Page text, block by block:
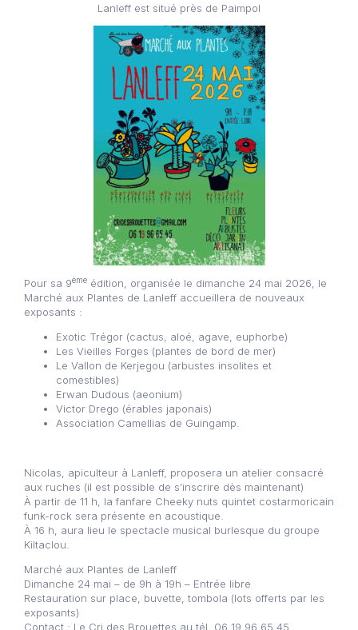
Lanleff est situé près de Paimpol
Pour sa 9ème édition, organisée le dimanche 24 mai 2026, le
Marché aux Plantes de Lanleff accueillera de nouveaux
exposants :
Exotic Trégor (cactus, aloé, agave, euphorbe)
Les Vieilles Forges (plantes de bord de mer)
Le Vallon de Kerjegou (arbustes insolites et
comestibles)
Erwan Dudous (aeonium)
Victor Drego (érables japonais)
Association Camellias de Guingamp.
Nicolas, apiculteur à Lanleff, proposera un atelier consacré
aux ruches (il est possible de s’inscrire dès maintenant)
À partir de 11 h, la fanfare Cheeky nuts quintet costarmoricain
funk-rock sera présente en acoustique.
À 16 h, aura lieu le spectacle musical burlesque du groupe
Kiltaclou.
Marché aux Plantes de Lanleff
Dimanche 24 mai – de 9h à 19h – Entrée libre
Restauration sur place, buvette, tombola (lots offerts par les
exposants)
Contact : Le Cri des Brouettes au tél. 06 19 96 65 45